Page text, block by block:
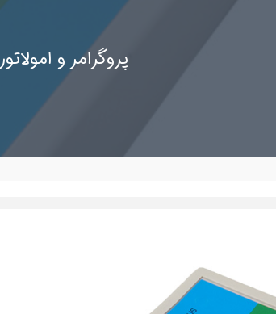
پروگرامر و امولاتور XDS100V2 با پورت USB2.0 و رابط 14 پین